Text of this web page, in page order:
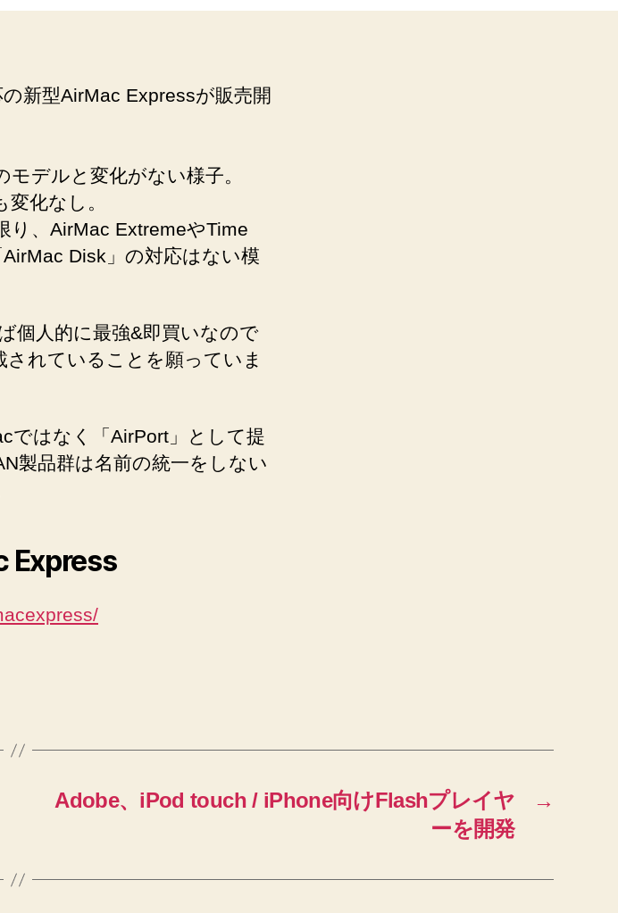
Express
の
新型AirMac Expressが販売開
デルと変化がない様子。
化なし。
り、AirMac ExtremeやTime
Disk」の対応はない模
個人的に最強&即買いなので
れていることを願っていま
ではなく「AirPort」として提
製品群は名前の統一をしない
Express
→
Adobe、iPod touch / iPhone向けFlashプレイヤ
ーを開発